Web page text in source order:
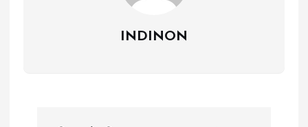
INDINON